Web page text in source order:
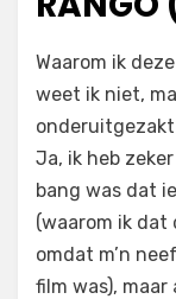
Filmofiel.nl
2 reacties op
Waarom ik
weet ik niet,
onderuitgezakt
Ja, ik heb
bang was dat
(waarom ik
omdat m’n
film was),